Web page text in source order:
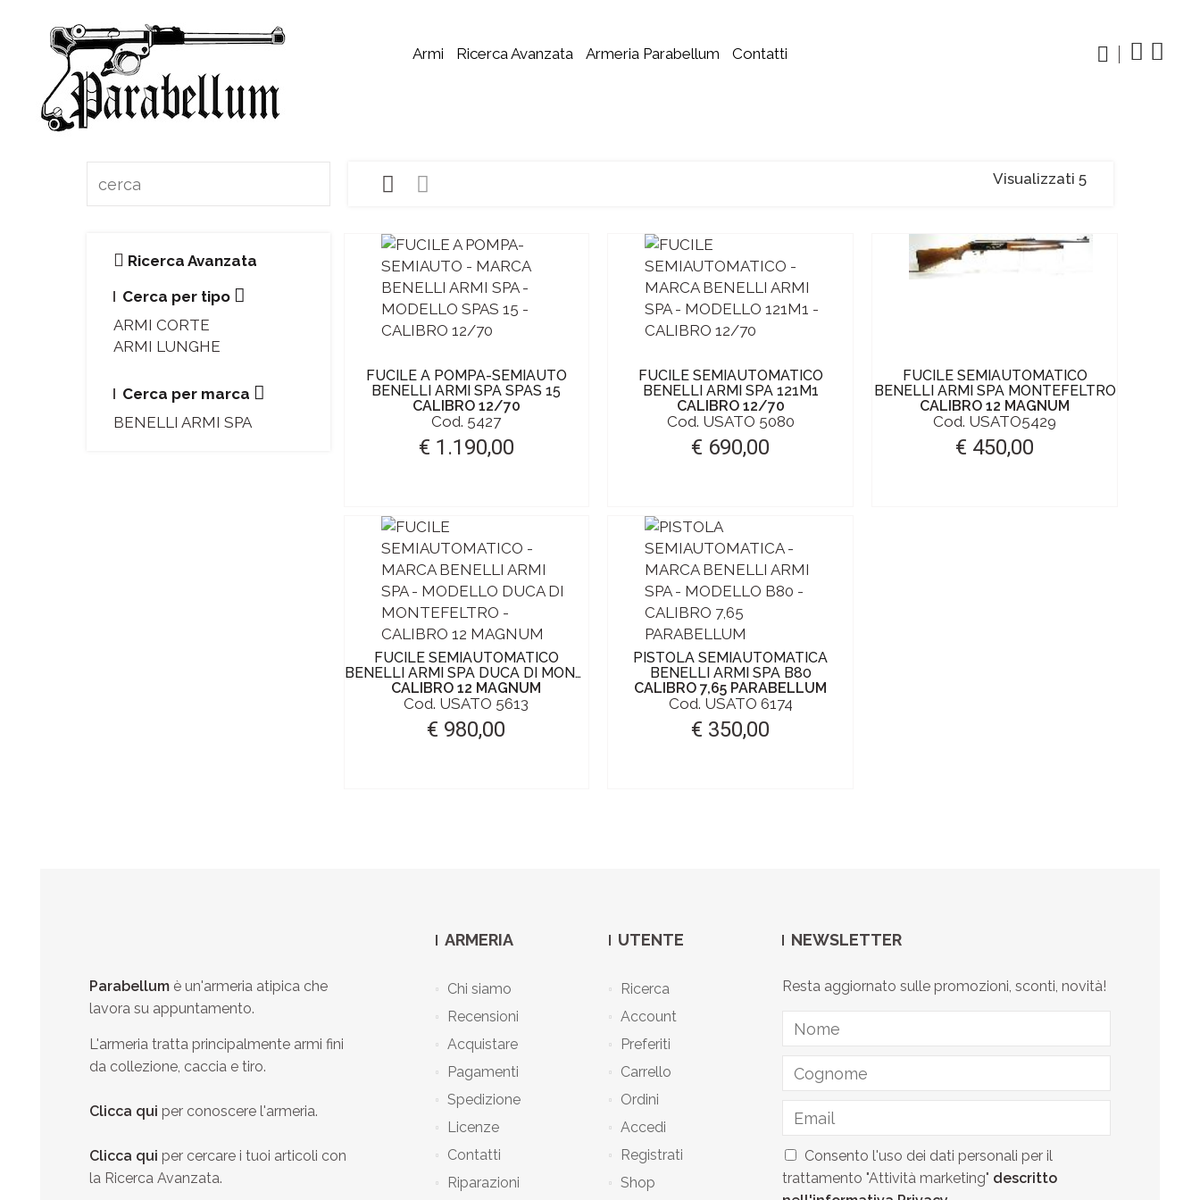
Armi Ricerca Avanzata Armeria Parabellum Contatti
Visualizzati 5
FUCILE A POMPA-SEMIAUTO
BENELLI ARMI SPA SPAS 15
CALIBRO 12/70
Cod. 5427
€ 1.190,00
FUCILE SEMIAUTOMATICO
BENELLI ARMI SPA 121M1
CALIBRO 12/70
Cod. USATO 5080
€ 690,00
FUCILE SEMIAUTOMATICO
BENELLI ARMI SPA MONTEFELTRO
CALIBRO 12 MAGNUM
Cod. USATO5429
€ 450,00
FUCILE SEMIAUTOMATICO
BENELLI ARMI SPA DUCA DI MONTEFELTRO
CALIBRO 12 MAGNUM
Cod. USATO 5613
€ 980,00
PISTOLA SEMIAUTOMATICA
BENELLI ARMI SPA B80
CALIBRO 7,65 PARABELLUM
Cod. USATO 6174
€ 350,00
Ricerca Avanzata
Cerca per tipo
ARMI CORTE
ARMI LUNGHE
Cerca per marca
BENELLI ARMI SPA
Parabellum è un'armeria atipica che
lavora su appuntamento.
L'armeria tratta principalmente armi fini
da collezione, caccia e tiro.
Clicca qui per conoscere l'armeria.
Clicca qui per cercare i tuoi articoli con
la Ricerca Avanzata.
ARMERIA
Chi siamo
Recensioni
Acquistare
Pagamenti
Spedizione
Licenze
Contatti
Riparazioni
UTENTE
Ricerca
Account
Preferiti
Carrello
Ordini
Accedi
Registrati
Shop
NEWSLETTER
Resta aggiornato sulle promozioni, sconti, novità!
Consento l'uso dei dati personali per il
trattamento "Attività marketing" descritto